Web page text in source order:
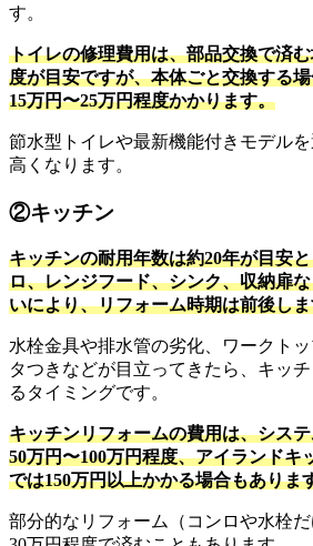
す。
トイレの修理費用は、部品交換で済
度が目安ですが、本体ごと交換する
15万円〜25万円程度かかります。
節水型トイレや最新機能付きモデル
高くなります。
②キッチン
キッチンの耐用年数は約20年が目安
ロ、レンジフード、シンク、収納扉
いにより、リフォーム時期は前後し
水栓金具や排水管の劣化、ワークト
タつきなどが目立ってきたら、キッ
るタイミングです。
キッチンリフォームの費用は、シス
50万円〜100万円程度、アイランドキ
では150万円以上かかる場合もありま
部分的なリフォーム（コンロや水栓